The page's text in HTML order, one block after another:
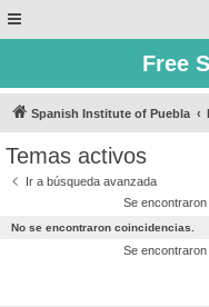
Free
Spanish Institute of Puebla
Temas activos
Ir a búsqueda avanzada
Se encontraron
No se encontraron coincidencias.
Se encontraron